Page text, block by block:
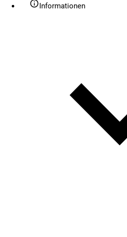
Informationen